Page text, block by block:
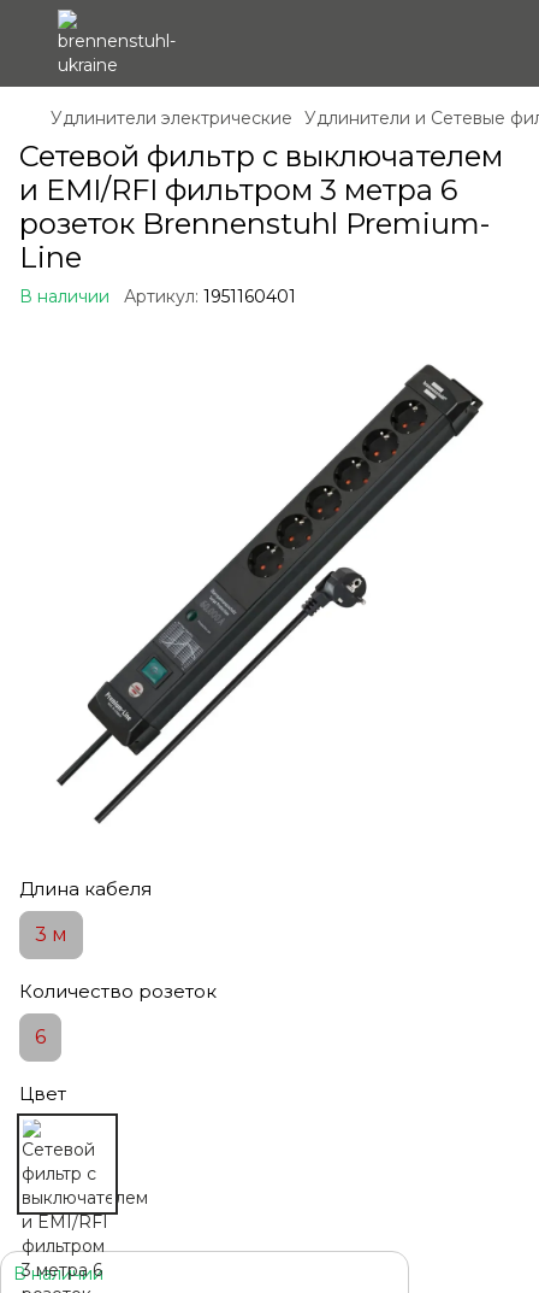
Удлинители электрические Удлинители и Сетевые
Сетевой фильтр с выключателем
и EMI/RFI фильтром 3 метра 6
розеток Brennenstuhl Premium-
Line
В наличии Артикул: 1951160401
Длина кабеля
3 м
Количество розеток
6
Цвет
В наличии